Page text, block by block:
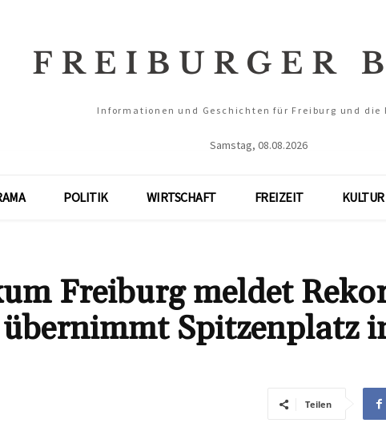
Informationen und Geschichten für Freiburg und die
Samstag, 08.08.2026
POLITIK WIRTSCHAFT FREIZEIT KULTUR
Freiburg meldet
Spitzenplatz
Teilen